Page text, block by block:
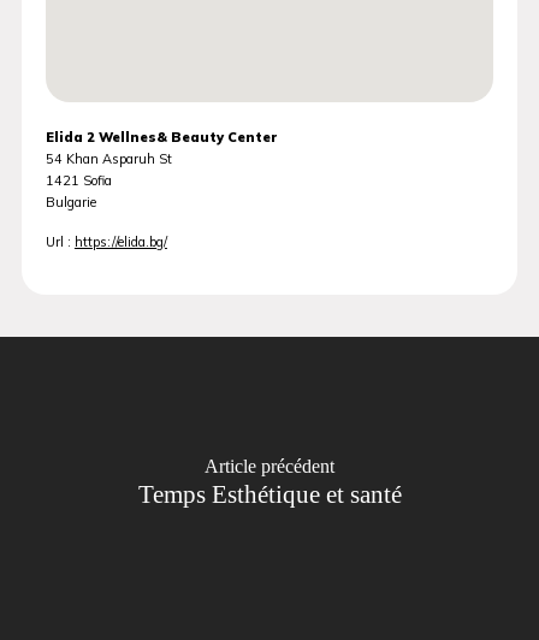
Elida 2 Wellnes& Beauty Center
54 Khan Asparuh St
1421 Sofia
Bulgarie
Url : https://elida.bg/
Article précédent
Temps Esthétique et santé